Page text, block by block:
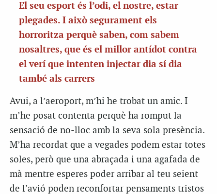
El seu esport és l’odi, el nostre, estar
plegades. I això segurament els
horroritza perquè saben, com sabem
nosaltres, que és el millor antídot contra
el verí que intenten injectar dia sí dia
també als carrers
Avui, a l’aeroport, m’hi he trobat un amic. I
m’he posat contenta perquè ha romput la
sensació de no-lloc amb la seva sola presència.
M’ha recordat que a vegades podem estar totes
soles, però que una abraçada i una agafada de
mà mentre esperes poder arribar al teu seient
de l’avió poden reconfortar pensaments tristos